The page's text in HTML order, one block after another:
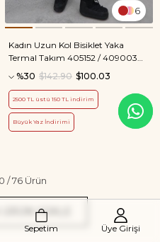
6
Kadın Uzun Kol Bisiklet Yaka
Termal Takım 405152 / 409003
Siyah
%30 $100.03
$142.90
2500 TL üstü 150 TL indirim
Büyük Yaz İndirimi
/76Ürün
YÜKLE
Sepetim Üye Girişi